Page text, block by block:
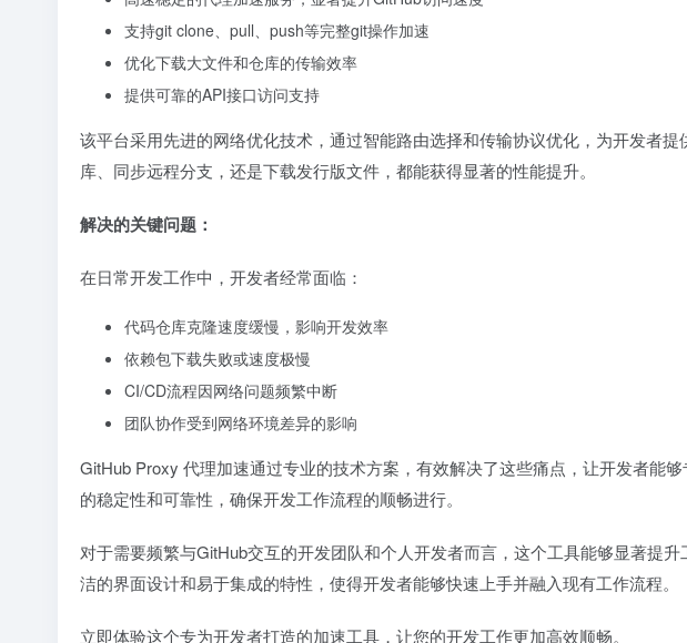
支持git clone、pull、push等完整git操作加速
优化下载大文件和仓库的传输效率
提供可靠的API接口访问支持
该平台采用先进的网络优化技术，通过智能路由选择和传输协议优化，为开发者
库、同步远程分支，还是下载发行版文件，都能获得显著的性能提升。
解决的关键问题：
在日常开发工作中，开发者经常面临：
代码仓库克隆速度缓慢，影响开发效率
依赖包下载失败或速度极慢
CI/CD流程因网络问题频繁中断
团队协作受到网络环境差异的影响
GitHub Proxy 代理加速通过专业的技术方案，有效解决了这些痛点，让开发者能
的稳定性和可靠性，确保开发工作流程的顺畅进行。
对于需要频繁与GitHub交互的开发团队和个人开发者而言，这个工具能够显著提
洁的界面设计和易于集成的特性，使得开发者能够快速上手并融入现有工作流程。
立即体验这个专为开发者打造的加速工具，让您的开发工作更加高效顺畅。